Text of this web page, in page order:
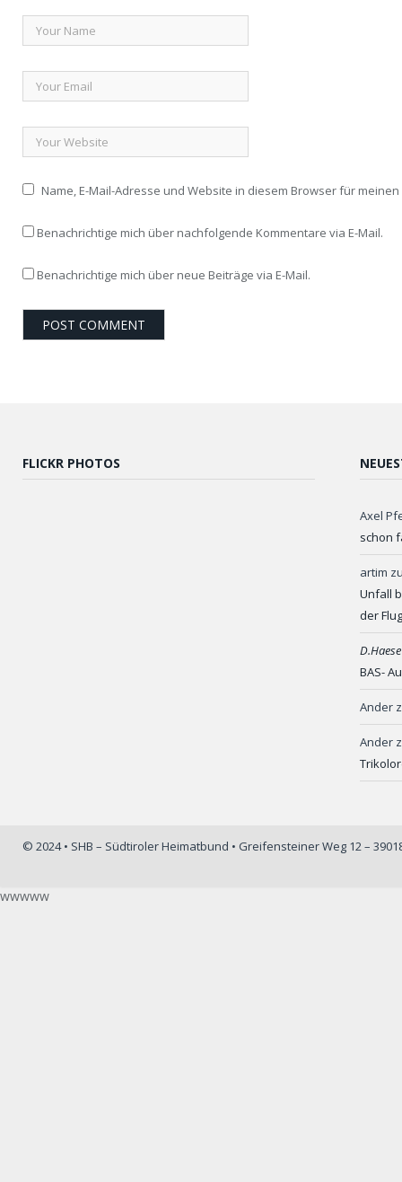
Name, E-Mail-Adresse und Website in diesem Browser für
Benachrichtige mich über nachfolgende Kommentare via E-Mail.
Benachrichtige mich über neue Beiträge via E-Mail.
FLICKR PHOTOS
Axel
schon
artim
Unfall
der
BAS-
Ander
Ander
© 2024 • SHB – Südtiroler Heimatbund • Greifensteiner Weg 12 –
wwwww